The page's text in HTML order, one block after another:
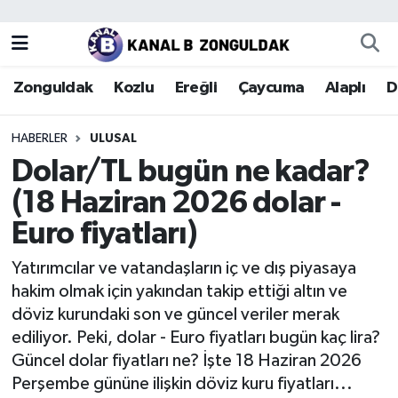
Zonguldak Kozlu Ereğli Çaycuma Alaplı
HABERLER ULUSAL
Dolar/TL bugün ne kadar?
(18 Haziran 2026 dolar -
Euro fiyatları)
Yatırımcılar ve vatandaşların iç ve dış piyasaya
hakim olmak için yakından takip ettiği altın ve
döviz kurundaki son ve güncel veriler merak
ediliyor. Peki, dolar - Euro fiyatları bugün kaç lira?
Güncel dolar fiyatları ne? İşte 18 Haziran 2026
Perşembe gününe ilişkin döviz kuru fiyatları...
Zonguldak
Kozlu
Ereğli
Çaycuma
Alaplı
Devrek
Gökçebey
Bartın
Zonguldak Nöbetçi Eczaneler
Zonguldak Hava Durumu
Zonguldak Trafik Yoğunluk Haritası
Puan Durumu ve Fikstür
Tüm Manşetler
Son Dakika Haberleri
Haber Arşivi